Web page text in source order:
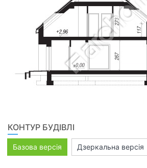
КОНТУР БУДІВЛІ
Базова версія Дзеркальна версія